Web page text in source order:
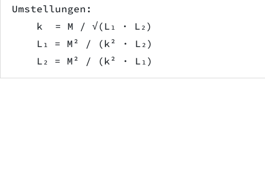
Umstellungen:
    k  = M / √(L₁ · L₂)
    L₁ = M² / (k² · L₂)
    L₂ = M² / (k² · L₁)